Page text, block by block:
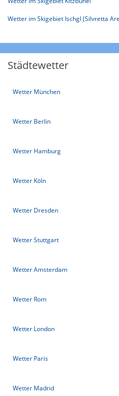
Wetter im Skigebiet Ischgl (Silvretta
Städtewetter
Wetter München
Wetter Berlin
Wetter Hamburg
Wetter Köln
Wetter Dresden
Wetter Stuttgart
Wetter Amsterdam
Wetter Rom
Wetter London
Wetter Paris
Wetter Madrid